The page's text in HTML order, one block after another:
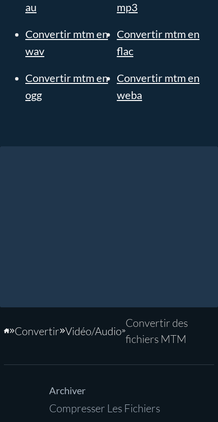
au
mp3
Convertir mtm en
wav
Convertir mtm en
flac
Convertir mtm en
ogg
Convertir mtm en
weba
Accueil
Convertir Vidéo/Audio
Convertir des
fichiers MTM
Archiver
Compresser Les Fichiers